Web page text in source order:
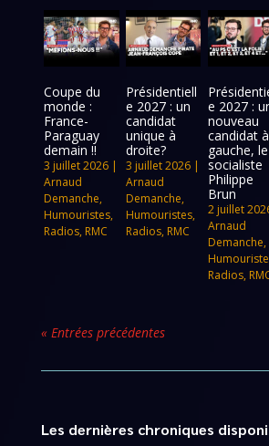
Coupe du
monde :
France-
Paraguay
demain !!
3 juillet 2026 |
Arnaud
Demanche,
Humouristes,
Radios, RMC
Présidentiell
e 2027 : un
candidat
unique à
droite?
3 juillet 2026|
Arnaud
Demanche,
Humouristes,
Radios, RMC
e 2027 :
nouveau
candidat à
gauche, le
socialiste
Philippe
Brun
2 juillet
Arnaud
Demanche,
Radios,
« Entrées précédentes
Les dernières chroniques